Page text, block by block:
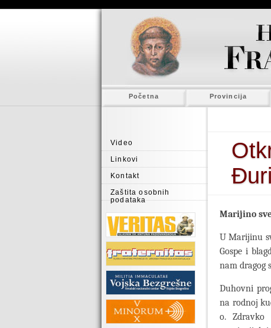
Početna Provincija
Video
Linkovi
Kontakt
Zaštita osobnih
podataka
Marijino
U Marijinu
Gospe i
nam dragog
Duhovni
na rodnoj
o. Zdravko